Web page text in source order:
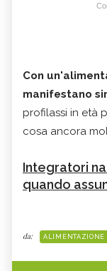
Con
manifestano
profilassi in età
cosa ancora
Integratori
quando
da: ALIMENTAZIONE